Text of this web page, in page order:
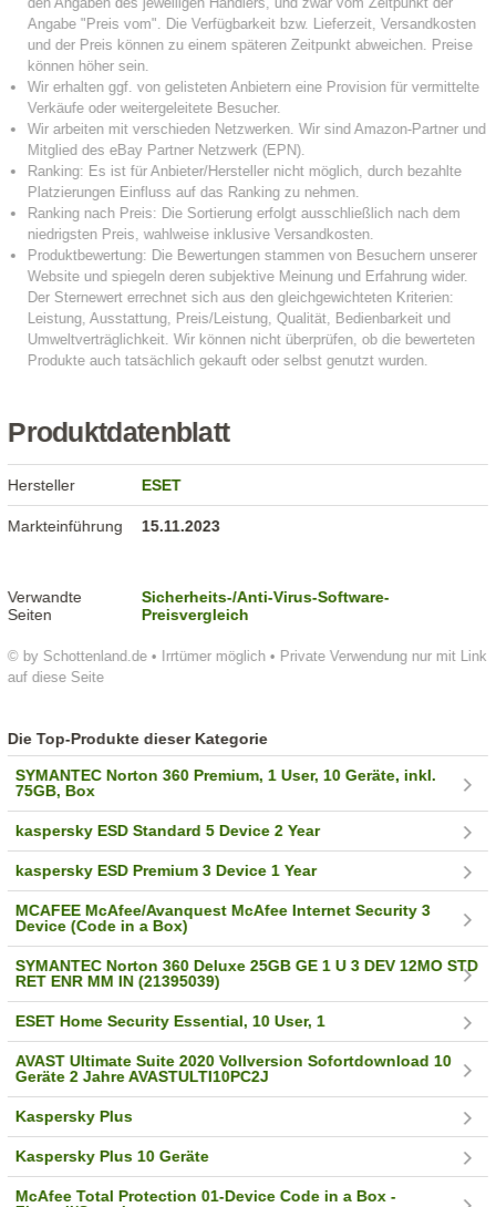
Produktdatenblatt
© by Schottenland.de • Irrtümer möglich • Private Verwendung nur mit Link
auf diese Seite
Hersteller ESET
Markteinführung 15.11.2023
Verwandte
Seiten
Sicherheits-/Anti-Virus-Software-
Preisvergleich
Die Top-Produkte dieser Kategorie
SYMANTEC Norton 360 Premium, 1 User, 10 Geräte, inkl.
75GB, Box
kaspersky ESD Standard 5 Device 2 Year
kaspersky ESD Premium 3 Device 1 Year
MCAFEE McAfee/Avanquest McAfee Internet Security 3
Device (Code in a Box)
SYMANTEC Norton 360 Deluxe 25GB GE 1 U 3 DEV 12MO STD
RET ENR MM IN (21395039)
ESET Home Security Essential, 10 User, 1
AVAST Ultimate Suite 2020 Vollversion Sofortdownload 10
Geräte 2 Jahre AVASTULTI10PC2J
Kaspersky Plus
Kaspersky Plus 10 Geräte
McAfee Total Protection 01-Device Code in a Box -